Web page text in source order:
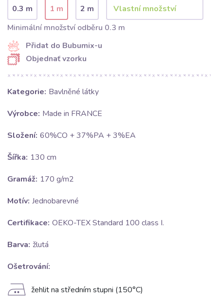
0.3 m 1 m
2 m
Minimální množství odběru 0.3 m
Přidat do Bubumix-u
Objednať vzorku
Kategorie: Bavlněné látky
Výrobce: Made in FRANCE
Složení: 60%CO + 37%PA + 3%EA
Šířka: 130 cm
Gramáž: 170 g/m2
Motív: Jednobarevné
Certifikace: OEKO-TEX Standard 100 class I.
Barva: žlutá
Ošetrování:
E žehlit na středním stupni (150°C)